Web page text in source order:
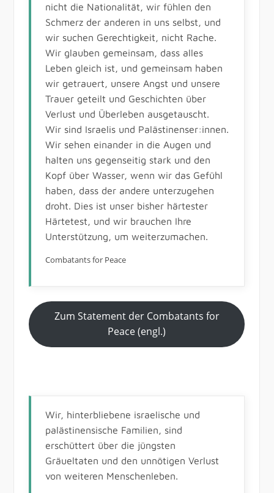
nicht die Nationalität, wir fühlen den
Schmerz der anderen in uns selbst, und
wir suchen Gerechtigkeit, nicht Rache.
Wir glauben gemeinsam, dass alles
Leben gleich ist, und gemeinsam haben
wir getrauert, unsere Angst und unsere
Trauer geteilt und Geschichten über
Verlust und Überleben ausgetauscht.
Wir sind Israelis und Palästinenser:innen.
Wir sehen einander in die Augen und
halten uns gegenseitig stark und den
Kopf über Wasser, wenn wir das Gefühl
haben, dass der andere unterzugehen
droht. Dies ist unser bisher härtester
Härtetest, und wir brauchen Ihre
Unterstützung, um weiterzumachen.
Combatants for Peace
Zum Statement der Combatants for
Peace (engl.)
Wir, hinterbliebene israelische und
palästinensische Familien, sind
erschüttert über die jüngsten
Gräueltaten und den unnötigen Verlust
von weiteren Menschenleben.